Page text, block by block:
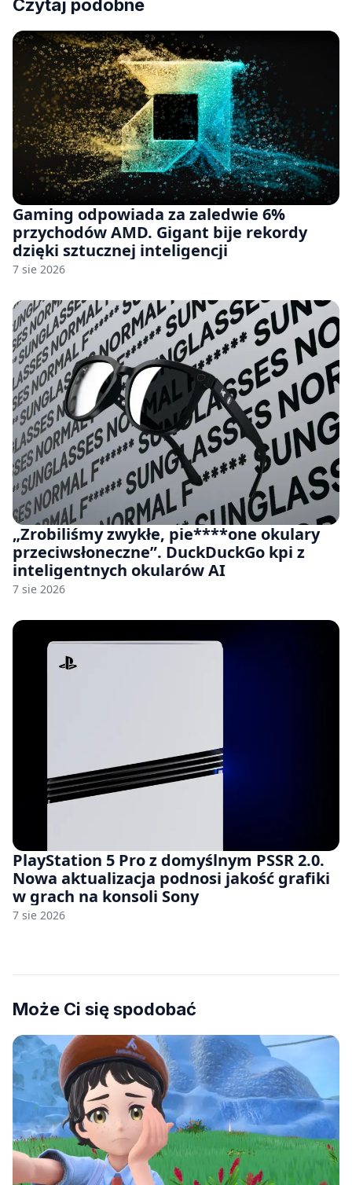
Czytaj podobne
Gaming odpowiada za zaledwie 6%
przychodów AMD. Gigant bije rekordy
dzięki sztucznej inteligencji
7 sie 2026
„Zrobiliśmy zwykłe, pie****one okulary
przeciwsłoneczne”. DuckDuckGo kpi z
inteligentnych okularów AI
7 sie 2026
PlayStation 5 Pro z domyślnym PSSR 2.0.
Nowa aktualizacja podnosi jakość grafiki
w grach na konsoli Sony
7 sie 2026
Może Ci się spodobać